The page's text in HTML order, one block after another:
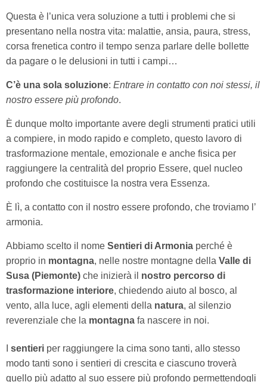
Questa è l’unica vera soluzione a tutti i problemi che si
presentano nella nostra vita: malattie, ansia, paura, stress,
corsa frenetica contro il tempo senza parlare delle bollette
da pagare o le delusioni in tutti i campi…
C’è una sola soluzione: Entrare in contatto con noi stessi, il
nostro essere più profondo.
È dunque molto importante avere degli strumenti pratici utili
a compiere, in modo rapido e completo, questo lavoro di
trasformazione mentale, emozionale e anche fisica per
raggiungere la centralità del proprio Essere, quel nucleo
profondo che costituisce la nostra vera Essenza.
È lì, a contatto con il nostro essere profondo, che troviamo l’
armonia.
Abbiamo scelto il nome Sentieri di Armonia perché è
proprio in montagna, nelle nostre montagne della Valle di
Susa (Piemonte) che inizierà il nostro percorso di
trasformazione interiore, chiedendo aiuto al bosco, al
vento, alla luce, agli elementi della natura, al silenzio
reverenziale che la montagna fa nascere in noi.
sentieri per raggiungere la cima sono tanti, allo stesso
modo tanti sono i sentieri di crescita e ciascuno troverà
quello più adatto al suo essere più profondo permettendogli